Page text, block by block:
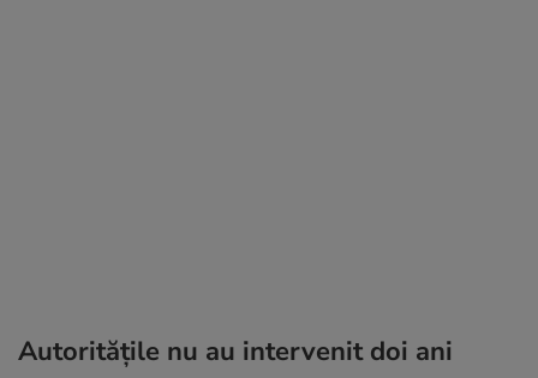
Autorităţile nu au intervenit doi ani